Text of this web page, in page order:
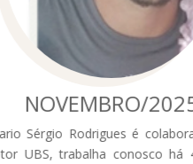
NOVEMBRO/
Mario Sérgio Rodrigues é
setor UBS, trabalha conosco